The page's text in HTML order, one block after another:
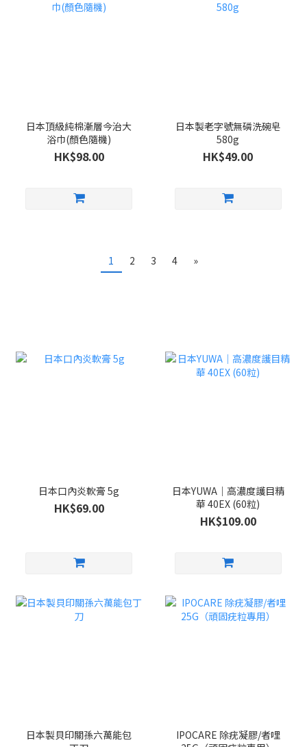
日本頂級純棉漸層今治大
浴巾(顏色隨機)
HK$98.00
日本製老字號無磷洗碗皂
580g
HK$49.00
1 2 3 4 »
日本口內炎軟膏 5g
HK$69.00
日本YUWA｜高濃度護目精
華 40EX (60粒)
HK$109.00
日本製貝印關孫六萬能包
IPOCARE 除疣凝膠/者哩